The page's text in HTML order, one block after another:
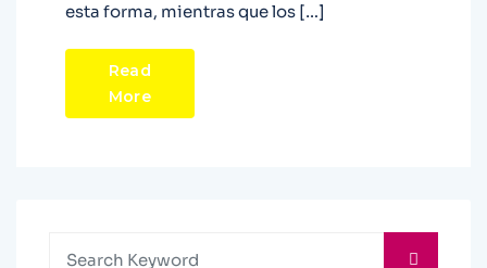
esta forma, mientras que los […]
Read
More